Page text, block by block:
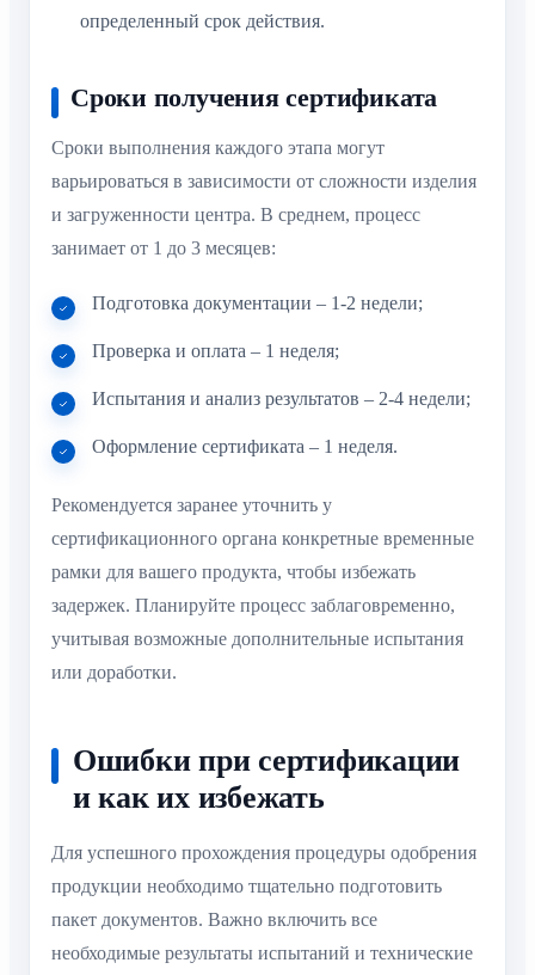
определенный срок действия.
Сроки получения сертификата
Сроки выполнения каждого этапа могут
варьироваться в зависимости от сложности изделия
и загруженности центра. В среднем, процесс
занимает от 1 до 3 месяцев:
Подготовка документации – 1-2 недели;
Проверка и оплата – 1 неделя;
Испытания и анализ результатов – 2-4 недели;
Оформление сертификата – 1 неделя.
Рекомендуется заранее уточнить у
сертификационного органа конкретные временные
рамки для вашего продукта, чтобы избежать
задержек. Планируйте процесс заблаговременно,
учитывая возможные дополнительные испытания
или доработки.
Ошибки при сертификации
и как их избежать
Для успешного прохождения процедуры одобрения
продукции необходимо тщательно подготовить
пакет документов. Важно включить все
необходимые результаты испытаний и технические